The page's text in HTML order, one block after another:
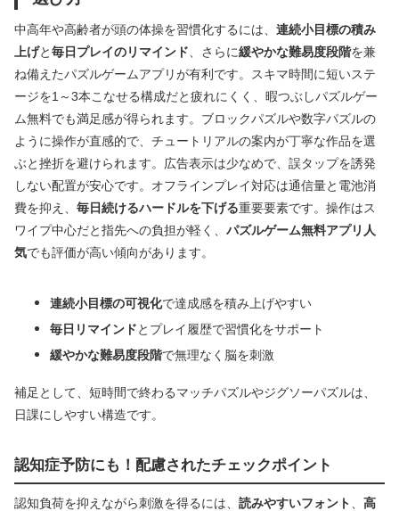
中高年や高齢者が頭の体操を習慣化するには、 連続小目標の積み
上げと毎日プレイのリマインド、さらに緩やかな難易度段階を兼
ね備えたパズルゲームアプリが有利です。スキマ時間に短いステ
ージを1～3本こなせる構成だと疲れにくく、暇つぶしパズルゲー
ム無料でも満足感が得られます。ブロックパズルや数字パズルの
ように操作が直感的で、チュートリアルの案内が丁寧な作品を選
ぶと挫折を避けられます。広告表示は少なめで、誤タップを誘発
しない配置が安心です。オフラインプレイ対応は通信量と電池消
費を抑え、 毎日続けるハードルを下げる重要要素です。操作はス
ワイプ中心だと指先への負担が軽く、 パズルゲーム無料アプリ人
気でも評価が高い傾向があります。
連続小目標の可視化で達成感を積み上げやすい
毎日リマインドとプレイ履歴で習慣化をサポート
緩やかな難易度段階で無理なく脳を刺激
補足として、短時間で終わるマッチパズルやジグソーパズルは、
日課にしやすい構造です。
認知症予防にも！配慮されたチェックポイント
認知負荷を抑えながら刺激を得るには、 読みやすいフォント
高